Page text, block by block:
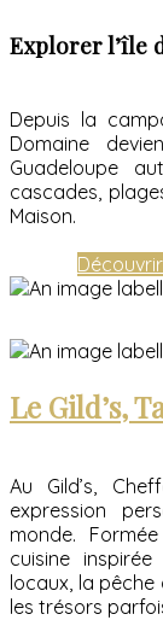
Explorer l’île
Depuis la
Domaine
Guadeloupe
cascades,
Maison.
Le Gild’s,
Au Gild’s,
expression
monde.
cuisine
locaux, la pêche
les trésors